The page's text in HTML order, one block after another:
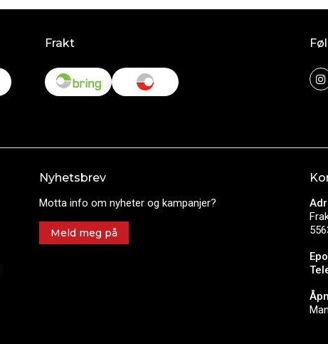
Frakt
Nyhetsbrev
Motta info om nyheter og kampanjer?
Meld meg på